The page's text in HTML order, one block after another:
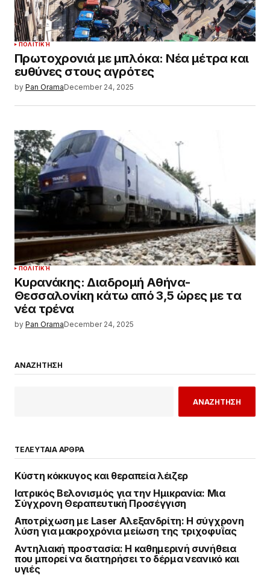
ΠΟΛΙΤΙΚΉ
Πρωτοχρονιά με μπλόκα: Νέα μέτρα και
ευθύνες στους αγρότες
by Pan OramaDecember 24, 2025
ΠΟΛΙΤΙΚΉ
Κυρανάκης: Διαδρομή Αθήνα-
Θεσσαλονίκη κάτω από 3,5 ώρες με τα
νέα τρένα
by Pan OramaDecember 24, 2025
ΑΝΑΖΗΤΗΣΗ
ΑΝΑΖΗΤΗΣΗ
ΤΕΛΕΥΤΑΙΑ ΑΡΘΡΑ
Κύστη κόκκυγος και θεραπεία λέιζερ
Ιατρικός Βελονισμός για την Ημικρανία: Μια
Σύγχρονη Θεραπευτική Προσέγγιση
Αποτρίχωση με Laser Αλεξανδρίτη: Η σύγχρονη
λύση για μακροχρόνια μείωση της τριχοφυΐας
Αντηλιακή προστασία: Η καθημερινή συνήθεια
που μπορεί να διατηρήσει το δέρμα νεανικό και
υγιές